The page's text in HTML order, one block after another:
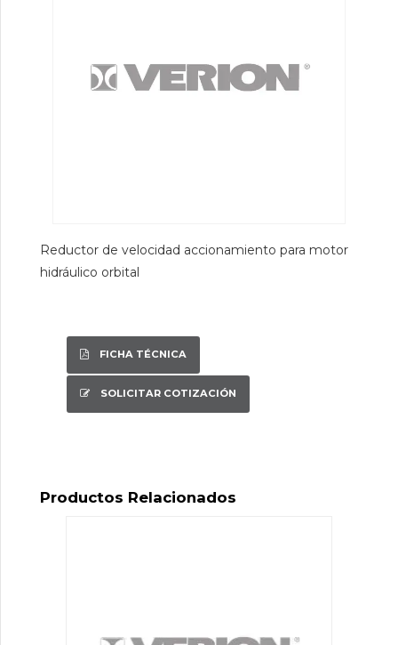
Reductor de velocidad accionamiento para motor
hidráulico orbital
FICHA TÉCNICA
SOLICITAR COTIZACIÓN
Productos Relacionados